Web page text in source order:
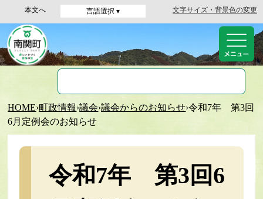
本文へ 言語選択 ▾ 文字サイズ・背景色の変更
HOME›町政情報›議会›議会からのお知らせ›令和7年 第3回
6月定例会のお知らせ
令和7年 第3回6